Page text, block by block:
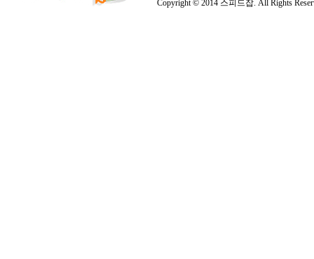
Copyright © 2014 스피드잡. All Rights